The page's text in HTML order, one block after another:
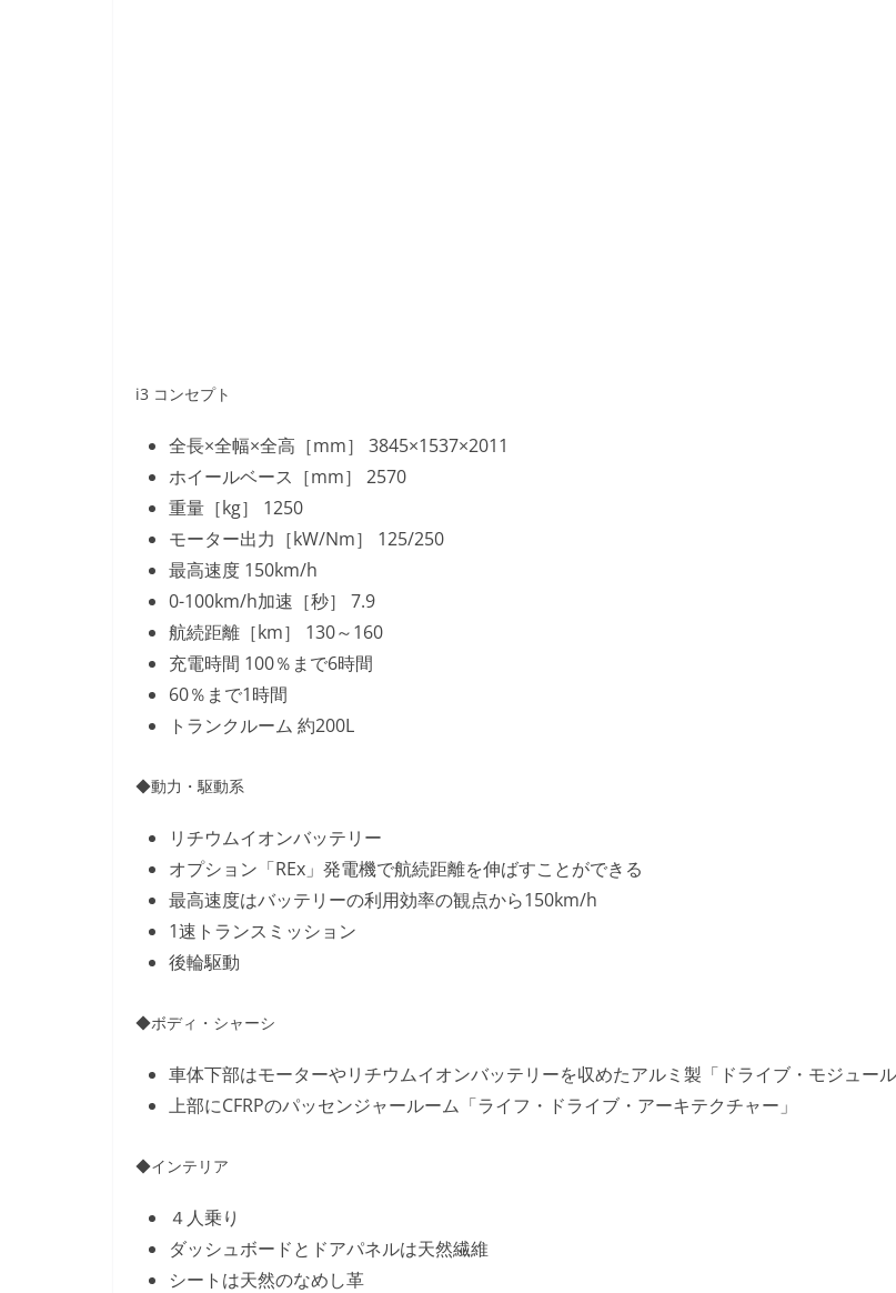
i3 コンセプト
全長×全幅×全高［mm］ 3845×1537×2011
ホイールベース［mm］ 2570
重量［kg］ 1250
モーター出力［kW/Nm］ 125/250
最高速度 150km/h
0-100km/h加速［秒］ 7.9
航続距離［km］ 130～160
充電時間 100％まで6時間
60％まで1時間
トランクルーム 約200L
◆動力・駆動系
リチウムイオンバッテリー
オプション「REx」発電機で航続距離を伸ばすことができる
最高速度はバッテリーの利用効率の観点から150km/h
1速トランスミッション
後輪駆動
◆ボディ・シャーシ
車体下部はモーターやリチウムイオンバッテリーを収めたアルミ製「ドライブ・モジュール
上部にCFRPのパッセンジャールーム「ライフ・ドライブ・アーキテクチャー」
◆インテリア
４人乗り
ダッシュボードとドアパネルは天然繊維
シートは天然のなめし革